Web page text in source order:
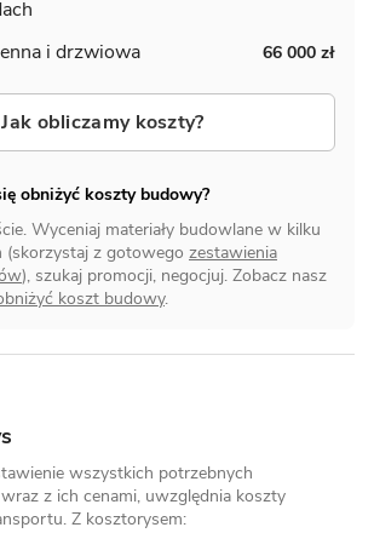
i drzwiowa
66 000 zł
Jak obliczamy koszty?
obniżyć koszty budowy?
Wyceniaj materiały budowlane w kilku
(skorzystaj z gotowego zestawienia
), szukaj promocji, negocjuj. Zobacz nasz
koszt budowy.
wszystkich potrzebnych
z ich cenami, uwzględnia koszty
Z kosztorysem: